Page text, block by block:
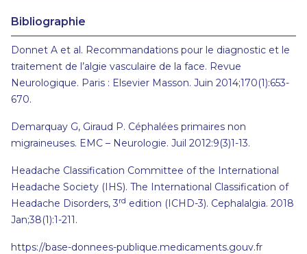
Bibliographie
Donnet A et al. Recommandations pour le diagnostic et le
traitement de l’algie vasculaire de la face. Revue
Neurologique. Paris : Elsevier Masson. Juin 2014;170(1):653-
670.
Demarquay G, Giraud P. Céphalées primaires non
migraineuses. EMC – Neurologie. Juil 2012:9(3)1-13.
Headache Classification Committee of the International
Headache Society (IHS). The International Classification of
Headache Disorders, 3rd edition (ICHD-3). Cephalalgia. 2018
Jan;38(1):1-211.
https://base-donnees-publique.medicaments.gouv.fr